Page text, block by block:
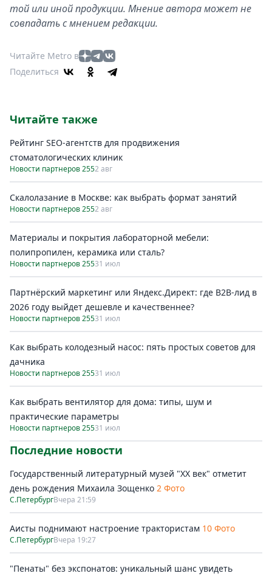
той или иной продукции. Мнение автора может не
совпадать с мнением редакции.
Читайте Metro в
Поделиться
Читайте также
Рейтинг SEO-агентств для продвижения
стоматологических клиник
Новости партнеров 2552 авг
Скалолазание в Москве: как выбрать формат занятий
Новости партнеров 2552 авг
Материалы и покрытия лабораторной мебели:
полипропилен, керамика или сталь?
Новости партнеров 25531 июл
Партнёрский маркетинг или Яндекс.Директ: где B2B-лид в
2026 году выйдет дешевле и качественнее?
Новости партнеров 25531 июл
Как выбрать колодезный насос: пять простых советов для
дачника
Новости партнеров 25531 июл
Как выбрать вентилятор для дома: типы, шум и
практические параметры
Новости партнеров 25531 июл
Последние новости
Государственный литературный музей "ХХ век" отметит
день рождения Михаила Зощенко 2 Фото
С.ПетербургВчера 21:59
Аисты поднимают настроение трактористам 10 Фото
С.ПетербургВчера 19:27
"Пенаты" без экспонатов: уникальный шанс увидеть